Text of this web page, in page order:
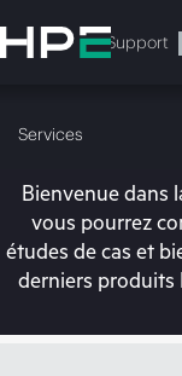
au
contenu
Services Support
Services
Bienvenue dans
vous pourrez
études de cas et
derniers produits